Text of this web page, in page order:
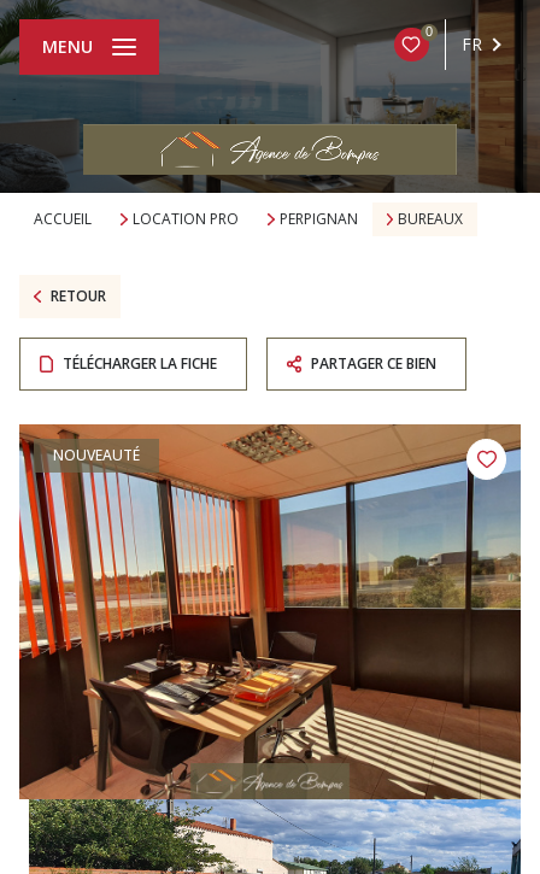
0
FR
MENU
ACCUEIL LOCATION PRO PERPIGNAN BUREAUX
RETOUR
TÉLÉCHARGER LA FICHE PARTAGER CE BIEN
NOUVEAUTÉ